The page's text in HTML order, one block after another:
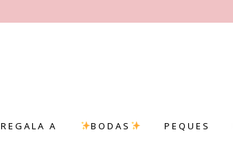
REGALA A BODAS PEQUES